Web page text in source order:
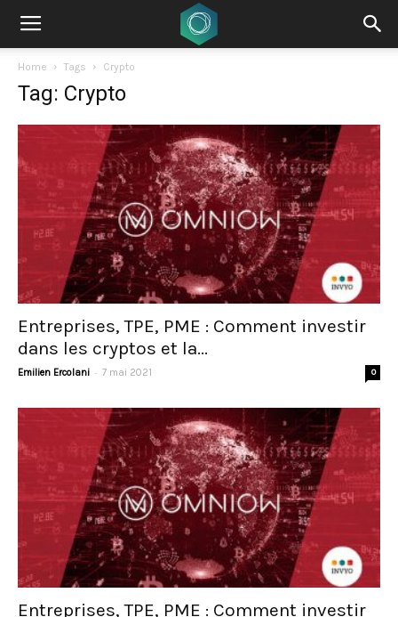
Home Tags Crypto
Tag: Crypto
Entreprises, TPE, PME : Comment investir
dans les cryptos et la...
Emilien Ercolani - 7 mai 2021 0
Entreprises, TPE, PME : Comment investir